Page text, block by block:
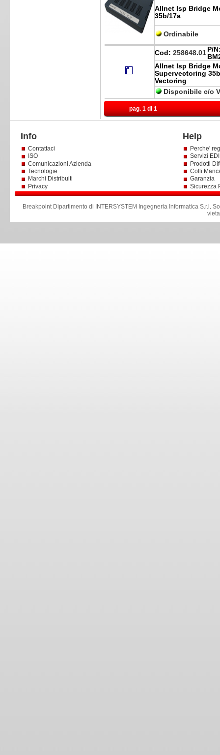
Allnet Isp Bridge
35b/17a
Ordinabile
Cod: 258648.01 P/
Allnet Isp Bridge
Supervectoring
Vectoring
Disponibile c/o
pag. 1 di 1
Info Help
Contattaci
ISO
Comunicazioni Azienda
Tecnologie
Marchi Distribuiti
Privacy
Perche'
Servizi
Prodotti
Colli
Garanzia
Sicurezza
Breakpoint Dipartimento di INTERSYSTEM Ingegneria Informatica S.r.l .